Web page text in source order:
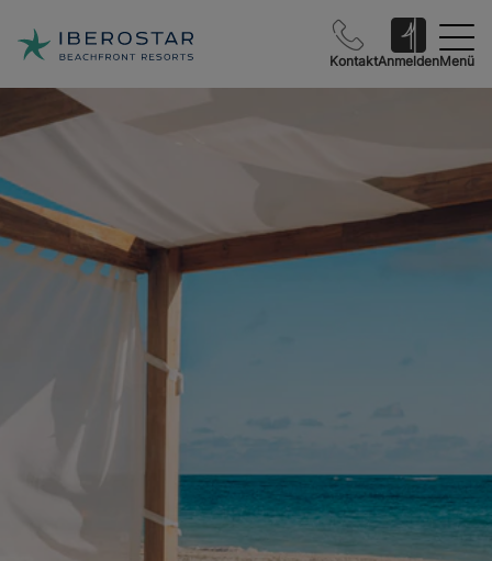
KontaktAnmeldenMenü